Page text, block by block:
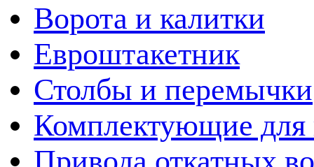
Ворота и калитки
Евроштакетник
Столбы и перемычки
Комплектующие для